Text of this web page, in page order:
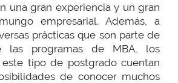
una gran experiencia y un gran
empresarial. Además, a
prácticas que son parte de
las programas de MBA, los
tipo de postgrado cuentan
de conocer muchos